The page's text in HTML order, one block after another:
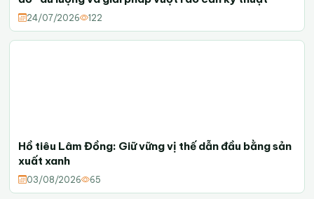
24/07/2026 122
Hồ tiêu Lâm Đồng: Giữ vững vị thế dẫn đầu bằng sản
xuất xanh
03/08/2026 65